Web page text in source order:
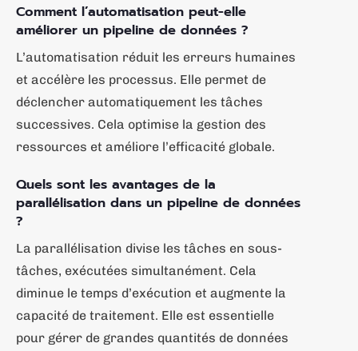
Comment l’automatisation peut-elle
améliorer un pipeline de données ?
L’automatisation réduit les erreurs humaines
et accélère les processus. Elle permet de
déclencher automatiquement les tâches
successives. Cela optimise la gestion des
ressources et améliore l’efficacité globale.
Quels sont les avantages de la
parallélisation dans un pipeline de données
?
La parallélisation divise les tâches en sous-
tâches, exécutées simultanément. Cela
diminue le temps d’exécution et augmente la
capacité de traitement. Elle est essentielle
pour gérer de grandes quantités de données